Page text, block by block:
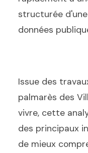
structurée
données
Issue des
palmarès des
vivre, cette
des principaux
de mieux